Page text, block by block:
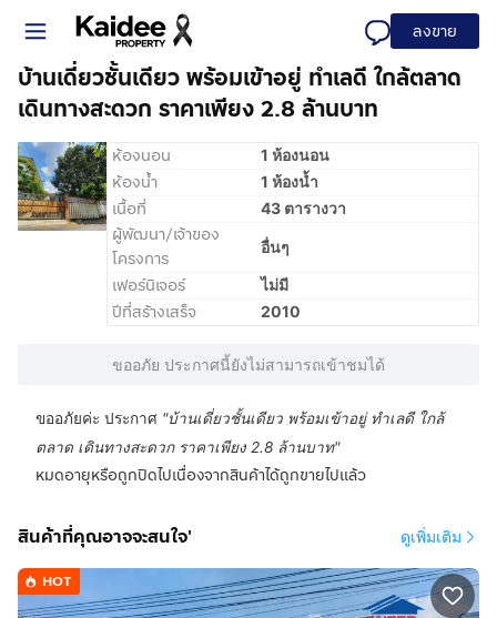
ลงขาย
บ้านเดี่ยวชั้นเดียว พร้อมเข้าอยู่ ทำเลดี ใกล้ตลาด
เดินทางสะดวก ราคาเพียง 2.8 ล้านบาท
ห้องนอน 1 ห้องนอน
ห้องน้ำ 1 ห้องน้ำ
เนื้อที่ 43 ตารางวา
ผู้พัฒนา/เจ้าของ
โครงการ
อื่นๆ
เฟอร์นิเจอร์ ไม่มี
ปีที่สร้างเสร็จ 2010
ขออภัย ประกาศนี้ยังไม่สามารถเข้าชมได้
ขออภัยค่ะ ประกาศ "บ้านเดี่ยวชั้นเดียว พร้อมเข้าอยู่ ทำเลดี ใกล้
ตลาด เดินทางสะดวก ราคาเพียง 2.8 ล้านบาท"
หมดอายุหรือถูกปิดไปเนื่องจากสินค้าได้ถูกขายไปแล้ว
สินค้าที่คุณอาจจะสนใจ' ดูเพิ่มเติม
HOT